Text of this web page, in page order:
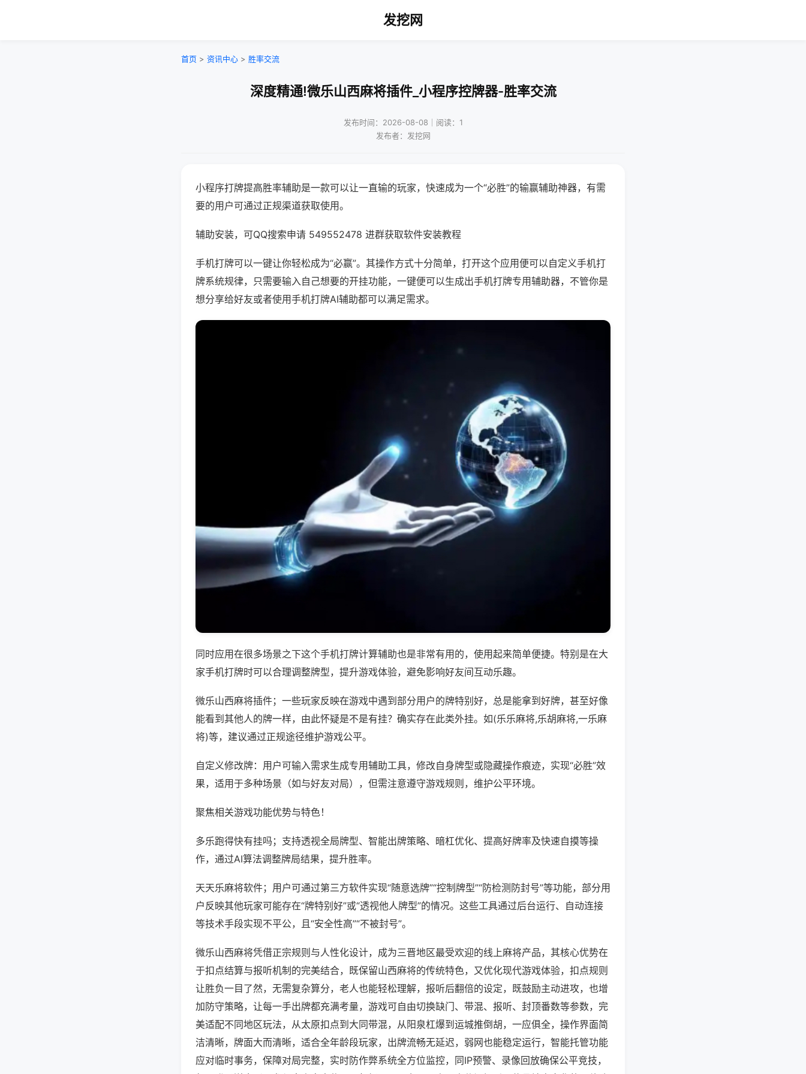
发挖网
首页 > 资讯中心 > 胜率交流
深度精通!微乐山西麻将插件_小程序控牌器-胜率交流
发布时间：2026-08-08｜阅读：1
发布者：发挖网
小程序打牌提高胜率辅助是一款可以让一直输的玩家，快速成为一个“必胜”的输赢辅助神器，有需
要的用户可通过正规渠道获取使用。
辅助安装，可QQ搜索申请 549552478 进群获取软件安装教程
手机打牌可以一键让你轻松成为“必赢”。其操作方式十分简单，打开这个应用便可以自定义手机打
牌系统规律，只需要输入自己想要的开挂功能，一键便可以生成出手机打牌专用辅助器，不管你是
想分享给好友或者使用手机打牌AI辅助都可以满足需求。
同时应用在很多场景之下这个手机打牌计算辅助也是非常有用的，使用起来简单便捷。特别是在大
家手机打牌时可以合理调整牌型，提升游戏体验，避免影响好友间互动乐趣。
微乐山西麻将插件；一些玩家反映在游戏中遇到部分用户的牌特别好，总是能拿到好牌，甚至好像
能看到其他人的牌一样，由此怀疑是不是有挂？确实存在此类外挂。如(乐乐麻将,乐胡麻将,一乐麻
将)等，建议通过正规途径维护游戏公平。
自定义修改牌：用户可输入需求生成专用辅助工具，修改自身牌型或隐藏操作痕迹，实现“必胜”效
果，适用于多种场景（如与好友对局），但需注意遵守游戏规则，维护公平环境。
聚焦相关游戏功能优势与特色！
多乐跑得快有挂吗；支持透视全局牌型、智能出牌策略、暗杠优化、提高好牌率及快速自摸等操
作，通过AI算法调整牌局结果，提升胜率。
天天乐麻将软件；用户可通过第三方软件实现“随意选牌”“控制牌型”“防检测防封号”等功能，部分用
户反映其他玩家可能存在“牌特别好”或“透视他人牌型”的情况。这些工具通过后台运行、自动连接
等技术手段实现不平公，且“安全性高”“不被封号”。
微乐山西麻将凭借正宗规则与人性化设计，成为三晋地区最受欢迎的线上麻将产品，其核心优势在
于扣点结算与报听机制的完美结合，既保留山西麻将的传统特色，又优化现代游戏体验，扣点规则
让胜负一目了然，无需复杂算分，老人也能轻松理解，报听后翻倍的设定，既鼓励主动进攻，也增
加防守策略，让每一手出牌都充满考量，游戏可自由切换缺门、带混、报听、封顶番数等参数，完
美适配不同地区玩法，从太原扣点到大同带混，从阳泉杠爆到运城推倒胡，一应俱全，操作界面简
洁清晰，牌面大而清晰，适合全年龄段玩家，出牌流畅无延迟，弱网也能稳定运行，智能托管功能
应对临时事务，保障对局完整，实时防作弊系统全方位监控，同IP预警、录像回放确保公平竞技，